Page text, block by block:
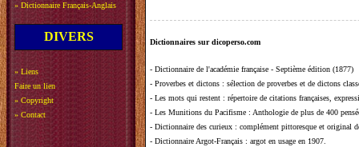
» Dictionnaire Français-Anglais
DIVERS
» Liens
Faire un lien
» Copyright
» Contact
Dictionnaires sur dicoperso.com
- Dictionnaire de l'académie française - Septième édition (1877)
- Proverbes et dictons : sélection de proverbes et de dictons
- Les mots qui restent : répertoire de citations françaises,
- Les Munitions du Pacifisme : Anthologie de plus de 400
- Dictionnaire des curieux : complément pittoresque et original
- Dictionnaire Argot-Français : argot en usage en 1907.